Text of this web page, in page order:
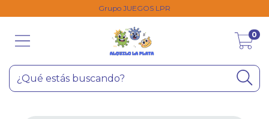
Grupo JUEGOS LPR
0